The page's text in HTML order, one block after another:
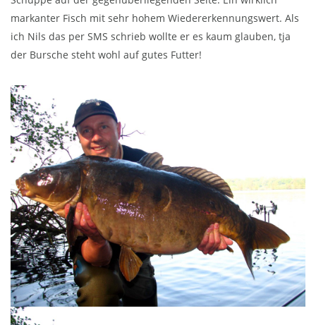
markanter Fisch mit sehr hohem Wiedererkennungswert. Als
ich Nils das per SMS schrieb wollte er es kaum glauben, tja
der Bursche steht wohl auf gutes Futter!